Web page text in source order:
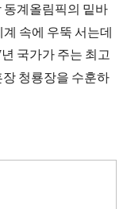
동계올림픽의 밑바
속에 우뚝 서는데
년 국가가 주는 최고
장 청룡장을 수훈하